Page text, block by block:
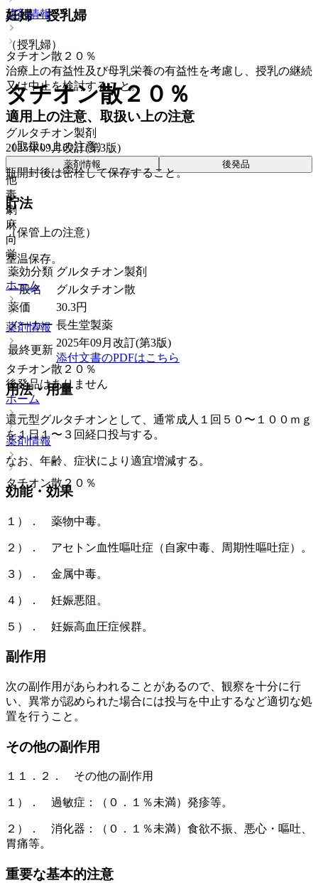
妊婦・授乳婦
（授乳婦）
治療上の有益性及び母乳栄養の有益性を考慮し、授乳の継続
又は中止を検討すること。
適用上の注意、取扱い上の注意
（取扱い上の注意）
瓶開封後は密栓して保存すること。
貯法
（保管上の注意）
室温保存。
ホーム
薬剤情報
タチオン散２０％
後発品はありません
ホーム
薬剤情報
タチオン散２０％
薬剤情報
タチオン散２０％
タチオン散２０％
グルタチオン製剤
2025年09月改訂(第3版)
薬剤情報 後発品
他
毒
劇
麻
向
覚
薬効分類 グルタチオン製剤
一般名
グルタチオン散
薬価
30.3円
メーカー 長生堂製薬
最終更新
2025年09月改訂(第3版)
添付文書のPDFはこちら
用法・用量
還元型グルタチオンとして、通常成人１回５０〜１００ｍｇ
を１日１〜３回経口投与する。
なお、年齢、症状により適宜増減する。
効能・効果
１）． 薬物中毒。
２）． アセトン血性嘔吐症（自家中毒、周期性嘔吐症）。
３）． 金属中毒。
４）． 妊娠悪阻。
５）． 妊娠高血圧症候群。
副作用
次の副作用があらわれることがあるので、観察を十分に行
い、異常が認められた場合には投与を中止するなど適切な処
置を行うこと。
その他の副作用
１１．２． その他の副作用
１）． 過敏症：（０．１％未満）発疹等。
２）． 消化器：（０．１％未満）食欲不振、悪心・嘔吐、
胃痛等。
重要な基本的注意